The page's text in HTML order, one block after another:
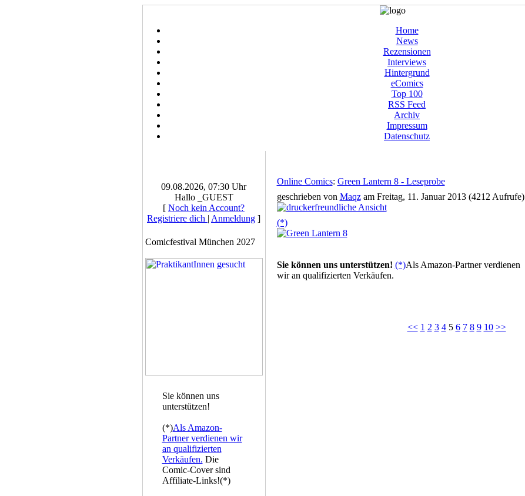
Home
News
Rezensionen
Interviews
Hintergrund
eComics
Top 100
RSS Feed
Archiv
Impressum
Datenschutz
09.08.2026, 07:30 Uhr
Hallo _GUEST
[ Noch kein Account?
Registriere dich | Anmeldung ]
Comicfestival München 2027
Sie können uns
unterstützen!
(*)Als Amazon-
Partner verdienen wir
an qualifizierten
Verkäufen. Die
Comic-Cover sind
Affiliate-Links!(*)
Online Comics: Green Lantern 8 - Leseprobe
geschrieben von Maqzam Freitag, 11. Januar 2013 (4212 Aufrufe)
(*)
Sie können uns unterstützen! (*)Als Amazon-Partner verdienen
wir an qualifizierten Verkäufen.
<< 1 2 3 45 6 7 8 9 10 >>